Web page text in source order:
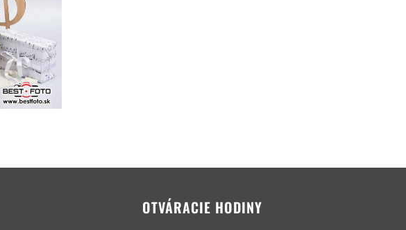
OTVÁRACIE HODINY